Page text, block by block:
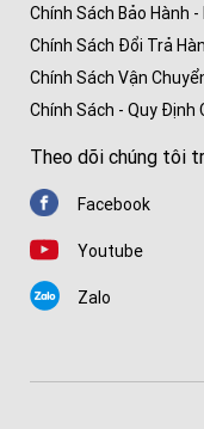
Chính Sách Bảo Hành -
Chính Sách Đổi Trả
Chính Sách Vận
Chính Sách - Quy Định
Theo dõi chúng tôi
Facebook
Youtube
Zalo